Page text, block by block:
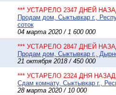
*** УСТАРЕЛО 2347 ДНЕЙ
Продам дом, Сыктывкар г.,
соток
04 марта 2020 / 1 600 000
*** УСТАРЕЛО 2847 ДНЕЙ
Продам дом, Сыктывкар г.,
21 октября 2018 / 450 000
*** УСТАРЕЛО 2324 ДНЯ НАЗАД
Сдам комнату, Сыктывкар г.,
28 марта 2020 / 10 000